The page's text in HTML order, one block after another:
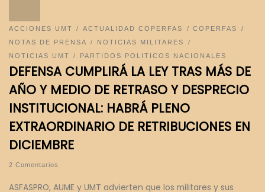
ACCIONES UMT ACTUALIDAD COPERFAS
COPERFAS
NOTAS DE PRENSA
NOTICIAS MILITARES
NOTICIAS UMT
PARTIDOS POLITICOS NACIONALES
DEFENSA CUMPLIRÁ LA LEY TRAS MÁS DE
AÑO Y MEDIO DE RETRASO Y DESPRECIO
INSTITUCIONAL: HABRÁ PLENO
EXTRAORDINARIO DE RETRIBUCIONES EN
DICIEMBRE
2 Comentarios
ASFASPRO, AUME y UMT advierten que los militares y sus